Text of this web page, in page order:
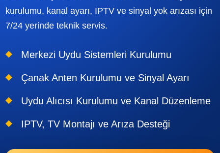
kurulumu, kanal ayarı, IPTV ve sinyal yok arızası için
7/24 yerinde teknik servis.
Merkezi Uydu Sistemleri Kurulumu
Çanak Anten Kurulumu ve Sinyal Ayarı
Uydu Alıcısı Kurulumu ve Kanal Düzenleme
IPTV, TV Montajı ve Arıza Desteği